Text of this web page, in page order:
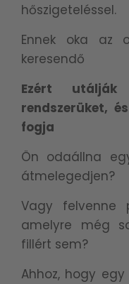
hőszigeteléssel.
Ennek oka az
keresendő
Ezért
rendszerüket,
fogja
Ön odaállna
átmelegedjen?
Vagy felvenne
amelyre még
fillért sem?
Ahhoz, hogy